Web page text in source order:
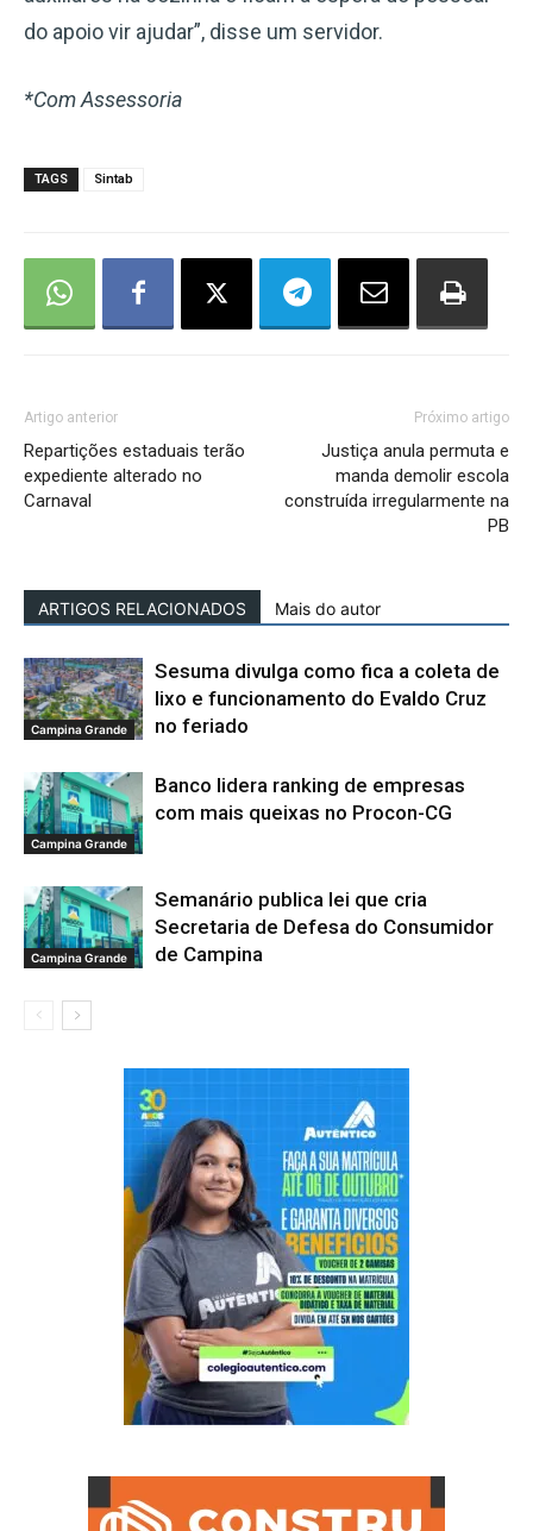
do apoio vir ajudar”, disse um servidor.
*Com Assessoria
TAGS Sintab
Artigo anterior
Repartições estaduais terão
expediente alterado no
Carnaval
Próximo artigo
Justiça anula permuta e
manda demolir escola
construída irregularmente na
PB
ARTIGOS RELACIONADOS Mais do autor
Campina Grande
Sesuma divulga como fica a coleta de
lixo e funcionamento do Evaldo Cruz
no feriado
Campina Grande
Banco lidera ranking de empresas
com mais queixas no Procon-CG
Campina Grande
Semanário publica lei que cria
Secretaria de Defesa do Consumidor
de Campina